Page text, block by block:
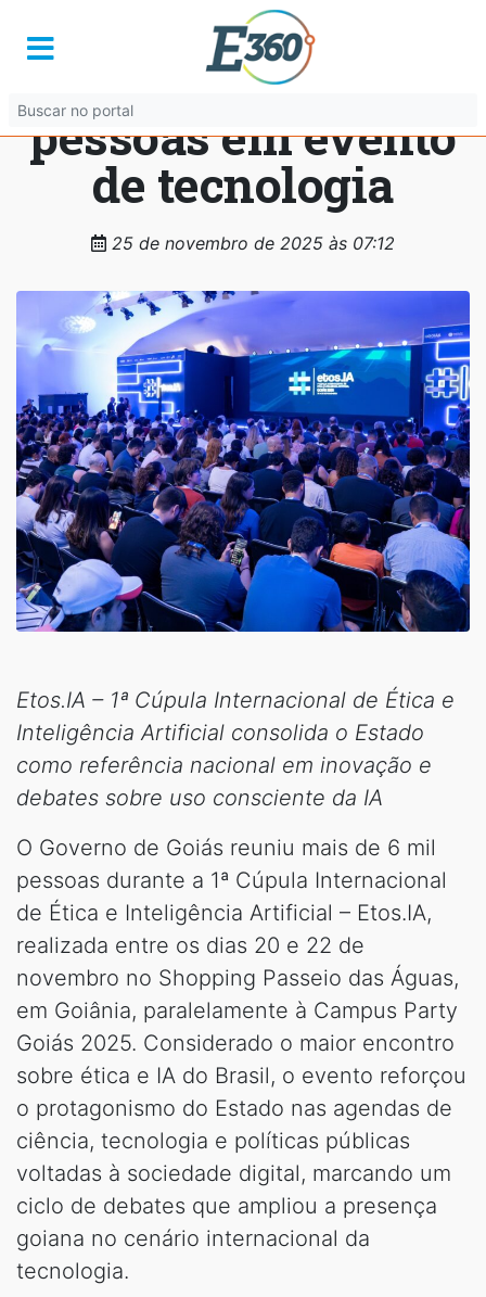
Governo de Goiás
reúne mais de 6 mil
pessoas em evento
de tecnologia
25 de novembro de 2025 às 07:12
Etos.IA – 1ª Cúpula Internacional de Ética e
Inteligência Artificial consolida o Estado
como referência nacional em inovação e
debates sobre uso consciente da IA
O Governo de Goiás reuniu mais de 6 mil
pessoas durante a 1ª Cúpula Internacional
de Ética e Inteligência Artificial – Etos.IA,
realizada entre os dias 20 e 22 de
novembro no Shopping Passeio das Águas,
em Goiânia, paralelamente à Campus Party
Goiás 2025. Considerado o maior encontro
sobre ética e IA do Brasil, o evento reforçou
o protagonismo do Estado nas agendas de
ciência, tecnologia e políticas públicas
voltadas à sociedade digital, marcando um
ciclo de debates que ampliou a presença
goiana no cenário internacional da
tecnologia.